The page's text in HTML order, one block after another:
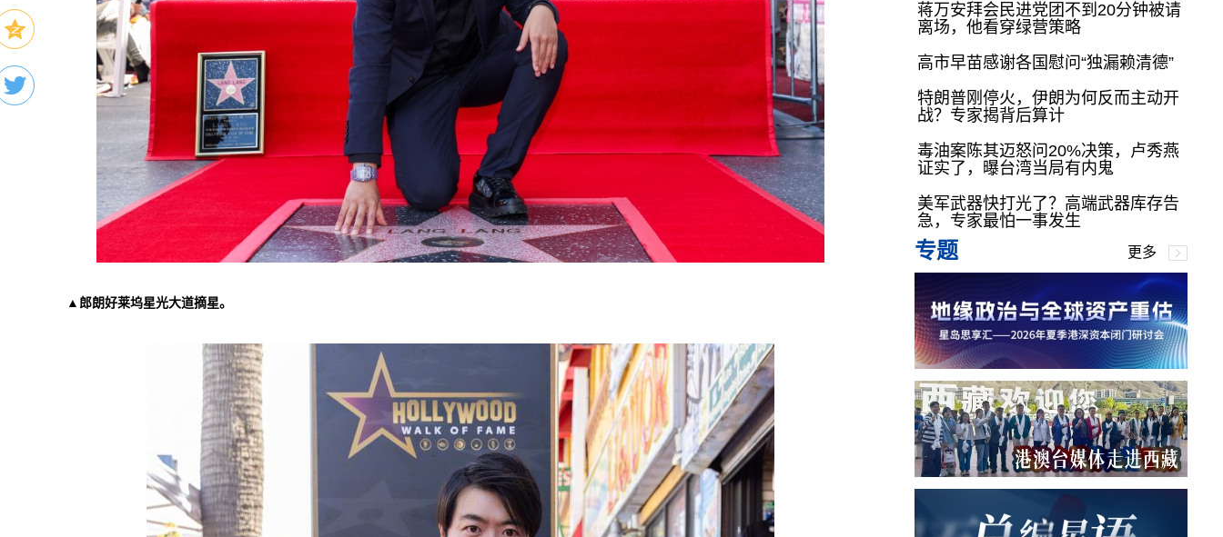
▲郎朗好莱坞星光大道摘星。
蒋万安拜会民进党团不到20分钟被请
离场，他看穿绿营策略
高市早苗感谢各国慰问“独漏赖清德”
特朗普刚停火，伊朗为何反而主动开
战？专家揭背后算计
毒油案陈其迈怒问20%决策，卢秀燕
证实了，曝台湾当局有内鬼
美军武器快打光了？高端武器库存告
急，专家最怕一事发生
专题 更多